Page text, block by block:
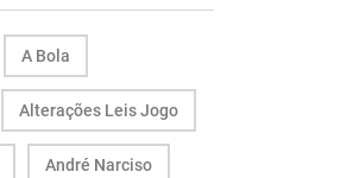
A Bola
Alterações Leis Jogo
André Narciso